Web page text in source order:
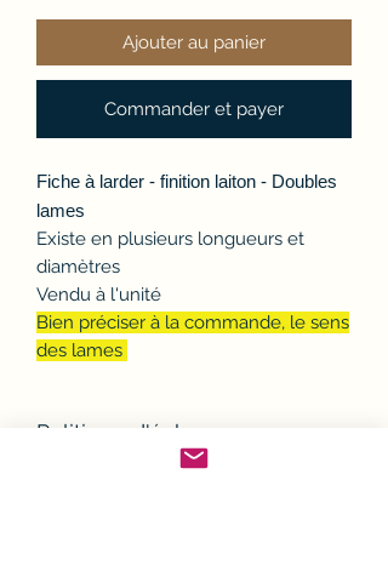
Ajouter au panier
Commander et payer
Fiche à larder - finition laiton - Doubles
lames
Existe en plusieurs longueurs et
diamètres
Vendu à l'unité
Bien préciser à la commande, le sens
des lames
Politique d'échange ou
remboursement (avoir)